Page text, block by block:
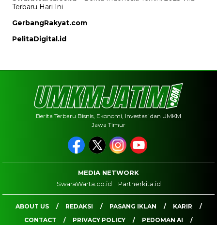
Terbaru Hari Ini
GerbangRakyat.com
PelitaDigital.id
Berita Terbaru Bisnis, Ekonomi, Investasi dan UMKM
Jawa Timur
MEDIA NETWORK
SwaraWarta.co.id
Partnerkita.id
ABOUT US REDAKSI PASANG IKLAN
KARIR
CONTACT
PRIVACY POLICY
PEDOMAN AI